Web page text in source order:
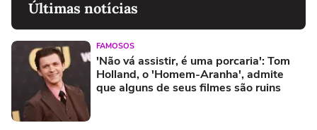
Últimas notícias
FAMOSOS
'Não vá assistir, é uma porcaria': Tom
Holland, o 'Homem-Aranha', admite
que alguns de seus filmes são ruins